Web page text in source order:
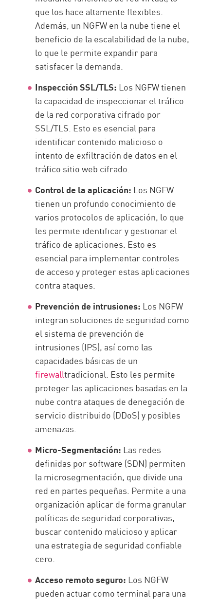
que los hace altamente flexibles.
Además, un NGFW en la nube tiene el
beneficio de la escalabilidad de la nube,
lo que le permite expandir para
satisfacer la demanda.
Inspección SSL/TLS: Los NGFW tienen
la capacidad de inspeccionar el tráfico
de la red corporativa cifrado por
SSL/TLS. Esto es esencial para
identificar contenido malicioso o
intento de exfiltración de datos en el
tráfico sitio web cifrado.
Control de la aplicación: Los NGFW
tienen un profundo conocimiento de
varios protocolos de aplicación, lo que
les permite identificar y gestionar el
tráfico de aplicaciones. Esto es
esencial para implementar controles
de acceso y proteger estas aplicaciones
contra ataques.
Prevención de intrusiones: Los NGFW
integran soluciones de seguridad como
el sistema de prevención de
intrusiones (IPS), así como las
capacidades básicas de un
firewalltradicional. Esto les permite
proteger las aplicaciones basadas en la
nube contra ataques de denegación de
servicio distribuido (DDoS) y posibles
amenazas.
Micro-Segmentación: Las redes
definidas por software (SDN) permiten
la microsegmentación, que divide una
red en partes pequeñas. Permite a una
organización aplicar de forma granular
políticas de seguridad corporativas,
buscar contenido malicioso y aplicar
una estrategia de seguridad confiable
cero.
Acceso remoto seguro: Los NGFW
pueden actuar como terminal para una